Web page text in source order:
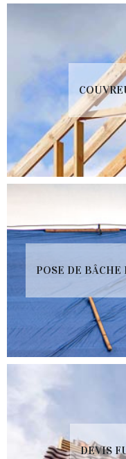
POSE DE
DEVIS